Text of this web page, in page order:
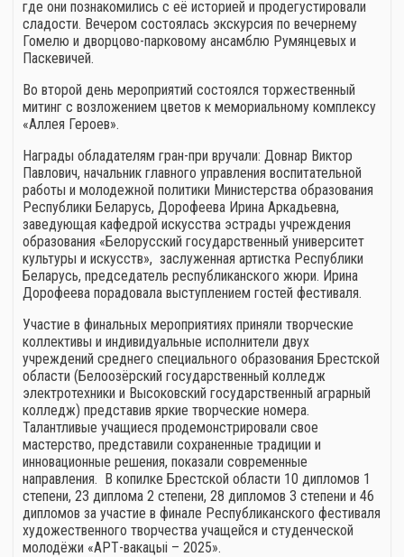
где они познакомились с её историей и продегустировали
сладости. Вечером состоялась экскурсия по вечернему
Гомелю и дворцово-парковому ансамблю Румянцевых и
Паскевичей.
Во второй день мероприятий состоялся торжественный
митинг с возложением цветов к мемориальному комплексу
«Аллея Героев».
Награды обладателям гран-при вручали: Довнар Виктор
Павлович, начальник главного управления воспитательной
работы и молодежной политики Министерства образования
Республики Беларусь, Дорофеева Ирина Аркадьевна,
заведующая кафедрой искусства эстрады учреждения
образования «Белорусский государственный университет
культуры и искусств», заслуженная артистка Республики
Беларусь, председатель республиканского жюри. Ирина
Дорофеева порадовала выступлением гостей фестиваля.
Участие в финальных мероприятиях приняли творческие
коллективы и индивидуальные исполнители двух
учреждений среднего специального образования Брестской
области (Белоозёрский государственный колледж
электротехники и Высоковский государственный аграрный
колледж) представив яркие творческие номера.
Талантливые учащиеся продемонстрировали свое
мастерство, представили сохраненные традиции и
инновационные решения, показали современные
направления. В копилке Брестской области 10 дипломов 1
степени, 23 диплома 2 степени, 28 дипломов 3 степени и 46
дипломов за участие в финале Республиканского фестиваля
художественного творчества учащейся и студенческой
молодёжи «АРТ-вакацыі – 2025».